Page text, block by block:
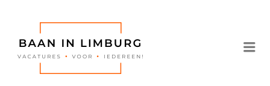
VACATURES IN